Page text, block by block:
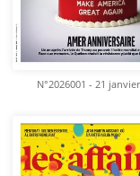
N°2026001 - 21